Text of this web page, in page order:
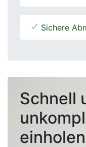
Sichere
Schnell
einholen